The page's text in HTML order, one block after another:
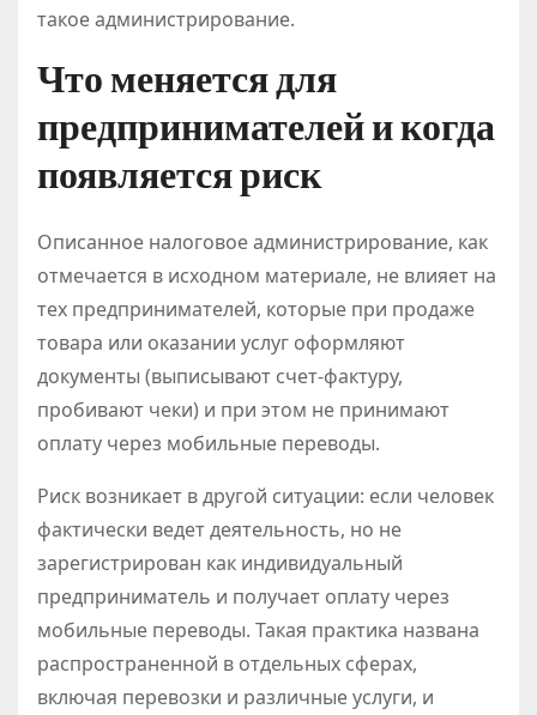
такое администрирование.
Что меняется для
предпринимателей и когда
появляется риск
Описанное налоговое администрирование, как
отмечается в исходном материале, не влияет на
тех предпринимателей, которые при продаже
товара или оказании услуг оформляют
документы (выписывают счет-фактуру,
пробивают чеки) и при этом не принимают
оплату через мобильные переводы.
Риск возникает в другой ситуации: если человек
фактически ведет деятельность, но не
зарегистрирован как индивидуальный
предприниматель и получает оплату через
мобильные переводы. Такая практика названа
распространенной в отдельных сферах,
включая перевозки и различные услуги, и